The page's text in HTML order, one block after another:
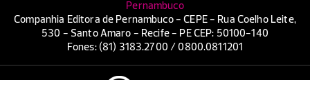
Pernambuco
Companhia Editora de Pernambuco - CEPE - Rua Coelho Leite,
530 - Santo Amaro - Recife - PE CEP: 50100-140
Fones: (81) 3183.2700 / 0800.0811201